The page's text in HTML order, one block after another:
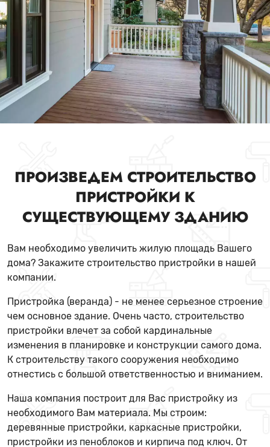
ПРОИЗВЕДЕМ СТРОИТЕЛЬСТВО
ПРИСТРОЙКИ К
СУЩЕСТВУЮЩЕМУ ЗДАНИЮ
Вам необходимо увеличить жилую площадь Вашего
дома? Закажите строительство пристройки в нашей
компании.
Пристройка (веранда) - не менее серьезное строение
чем основное здание. Очень часто, строительство
пристройки влечет за собой кардинальные
изменения в планировке и конструкции самого дома.
К строительству такого сооружения необходимо
отнестись с большой ответственностью и вниманием.
Наша компания построит для Вас пристройку из
необходимого Вам материала. Мы строим:
деревянные пристройки, каркасные пристройки,
пристройки из пеноблоков и кирпича под ключ. От